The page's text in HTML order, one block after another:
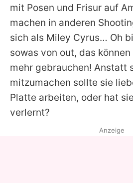
mit Posen und Frisur auf
machen in anderen
sich als Miley Cyrus… Oh
sowas von out, das
mehr gebrauchen! Anstatt
mitzumachen sollte sie
Platte arbeiten, oder hat
verlernt?
Anzeige